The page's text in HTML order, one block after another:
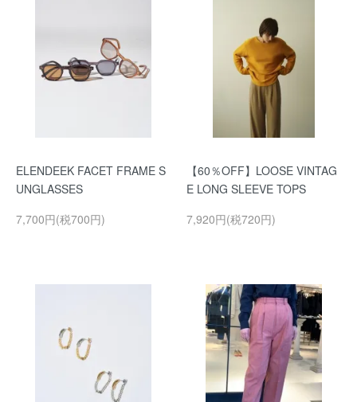
ELENDEEK FACET FRAME S
UNGLASSES
7,700円(税700円)
【60％OFF】LOOSE VINTAG
E LONG SLEEVE TOPS
7,920円(税720円)